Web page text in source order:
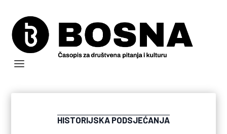
HISTORIJSKA PODSJEĆANJA